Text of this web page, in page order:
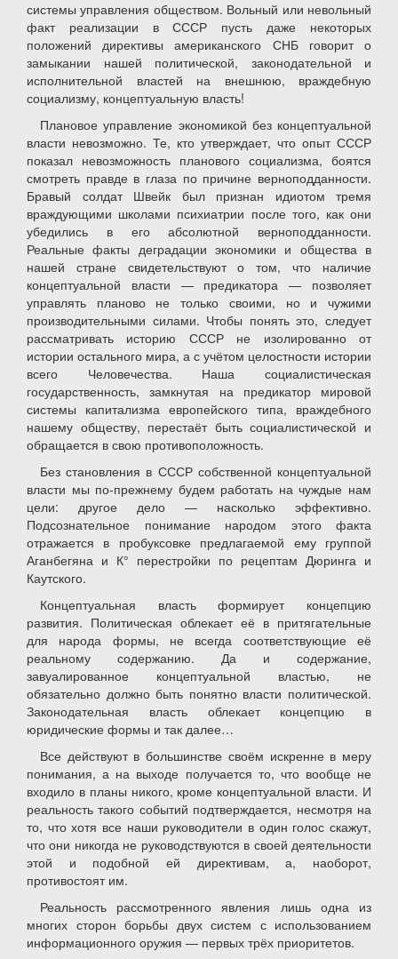
системы управления обществом. Вольный или невольный
факт реализации в СССР пусть даже некоторых
положений директивы американского СНБ говорит о
замыкании нашей политической, законодательной и
исполнительной властей на внешнюю, враждебную
социализму, концептуальную власть!
Плановое управление экономикой без концептуальной
власти невозможно. Те, кто утверждает, что опыт СССР
показал невозможность планового социализма, боятся
смотреть правде в глаза по причине верноподданности.
Бравый солдат Швейк был признан идиотом тремя
враждующими школами психиатрии после того, как они
убедились в его абсолютной верноподданности.
Реальные факты деградации экономики и общества в
нашей стране свидетельствуют о том, что наличие
концептуальной власти — предикатора — позволяет
управлять планово не только своими, но и чужими
производительными силами. Чтобы понять это, следует
рассматривать историю СССР не изолированно от
истории остального мира, а с учётом целостности истории
всего Человечества. Наша социалистическая
государственность, замкнутая на предикатор мировой
системы капитализма европейского типа, враждебного
нашему обществу, перестаёт быть социалистической и
обращается в свою противоположность.
Без становления в СССР собственной концептуальной
власти мы по-прежнему будем работать на чуждые нам
цели: другое дело — насколько эффективно.
Подсознательное понимание народом этого факта
отражается в пробуксовке предлагаемой ему группой
Аганбегяна и К° перестройки по рецептам Дюринга и
Каутского.
Концептуальная власть формирует концепцию
развития. Политическая облекает её в притягательные
для народа формы, не всегда соответствующие её
реальному содержанию. Да и содержание,
завуалированное концептуальной властью, не
обязательно должно быть понятно власти политической.
Законодательная власть облекает концепцию в
юридические формы и так далее…
Все действуют в большинстве своём искренне в меру
понимания, а на выходе получается то, что вообще не
входило в планы никого, кроме концептуальной власти. И
реальность такого событий подтверждается, несмотря на
то, что хотя все наши руководители в один голос скажут,
что они никогда не руководствуются в своей деятельности
этой и подобной ей директивам, а, наоборот,
противостоят им.
Реальность рассмотренного явления лишь одна из
многих сторон борьбы двух систем с использованием
информационного оружия — первых трёх приоритетов.